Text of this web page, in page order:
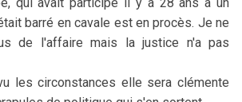
barré en cavale est en procès. Je ne
de l'affaire mais la justice n'a pas
les circonstances elle sera clémente